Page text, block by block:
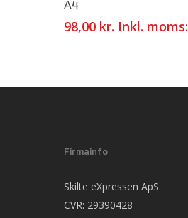
A4
98,00 kr. Inkl. moms:
Firmainfo
Skilte eXpressen ApS
CVR: 29390428